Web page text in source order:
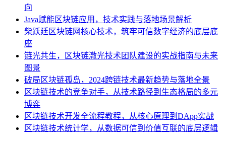
向
Java赋能区块链应用，技术实践与落地场景解析
柴跃廷区块链网核心技术，筑牢可信数字经济的底层底
座
链光共生，区块链激光技术团队建设的实战指南与未来
图景
破局区块链孤岛，2024跨链技术最新趋势与落地全景
区块链技术的竞争对手，从技术路径到生态格局的多元
博弈
区块链技术开发全流程教程，从核心原理到DApp实战
区块链技术统计学，从数据可信到价值互联的底层逻辑